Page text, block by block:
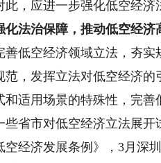
应进一步强化低空经济
化法治保障，推动低空经济
空经济领域立法，夯实
范，发挥立法对低空经济
和适用场景的特殊性，完善
些省市对低空经济立法展
空经济发展条例》，3月深